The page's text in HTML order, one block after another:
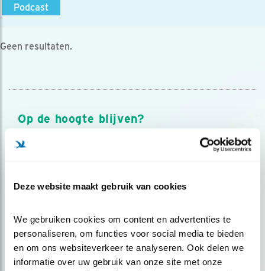
Deze website maakt gebruik van cookies
We gebruiken cookies om content en advertenties te
personaliseren, om functies voor social media te bieden
en om ons websiteverkeer te analyseren. Ook delen we
informatie over uw gebruik van onze site met onze
Podcast
Geen resultaten.
Op de hoogte blijven?
Meld je aan en ontvang nieuws, inspiratie, acties en tips
over vogels en activiteiten van Vogelbescherming.